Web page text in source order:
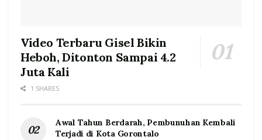
Video Terbaru Gisel Bikin
Heboh, Ditonton Sampai 4.2
Juta Kali
1 SHARES
Awal Tahun Berdarah, Pembunuhan Kembali
Terjadi di Kota Gorontalo